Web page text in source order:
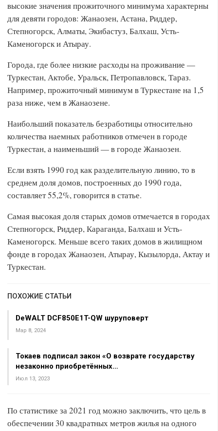
высокие значения прожиточного минимума характерны
для девяти городов: Жанаозен, Астана, Риддер,
Степногорск, Алматы, Экибастуз, Балхаш, Усть-
Каменогорск и Атырау.
Города, где более низкие расходы на проживание —
Туркестан, Актобе, Уральск, Петропавловск, Тараз.
Например, прожиточный минимум в Туркестане на 1,5
раза ниже, чем в Жанаозене.
Наибольший показатель безработицы относительно
количества наемных работников отмечен в городе
Туркестан, а наименьший — в городе Жанаозен.
Если взять 1990 год как разделительную линию, то в
среднем доля домов, построенных до 1990 года,
составляет 55,2%, говорится в статье.
Самая высокая доля старых домов отмечается в городах
Степногорск, Риддер, Караганда, Балхаш и Усть-
Каменогорск. Меньше всего таких домов в жилищном
фонде в городах Жанаозен, Атырау, Кызылорда, Актау и
Туркестан.
ПОХОЖИЕ СТАТЬИ
DeWALT DCF850E1T-QW шуруповерт
Мар 8, 2024
Токаев подписал закон «О возврате государству
незаконно приобретённых…
Июл 13, 2023
По статистике за 2021 год можно заключить, что цель в
обеспечении 30 квадратных метров жилья на одного